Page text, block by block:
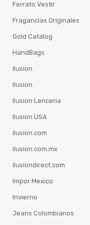
Ferrato Vestir
Fragancias Originales
Gold Catalog
HandBags
Ilusion
Ilusion
Ilusion Lenceria
Ilusion USA
ilusion.com
ilusion.com.mx
ilusiondirect.com
Impor Mexico
Invierno
Jeans Colombianos